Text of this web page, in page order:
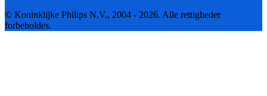
© Koninklijke Philips N.V., 2004 - 2026. Alle rettigheder
forbeholdes.